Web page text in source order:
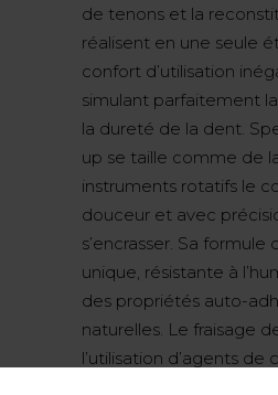
de tenons et la
réalisent en une seule
confort d’utilisation
simulant parfaitement
la dureté de la dent.
up se taille comme de
instruments rotatifs le
douceur et avec
s’encrasser. Sa formule
unique, résistante à
des propriétés auto-
naturelles. Le fraisage
l’utilisation d’agents de